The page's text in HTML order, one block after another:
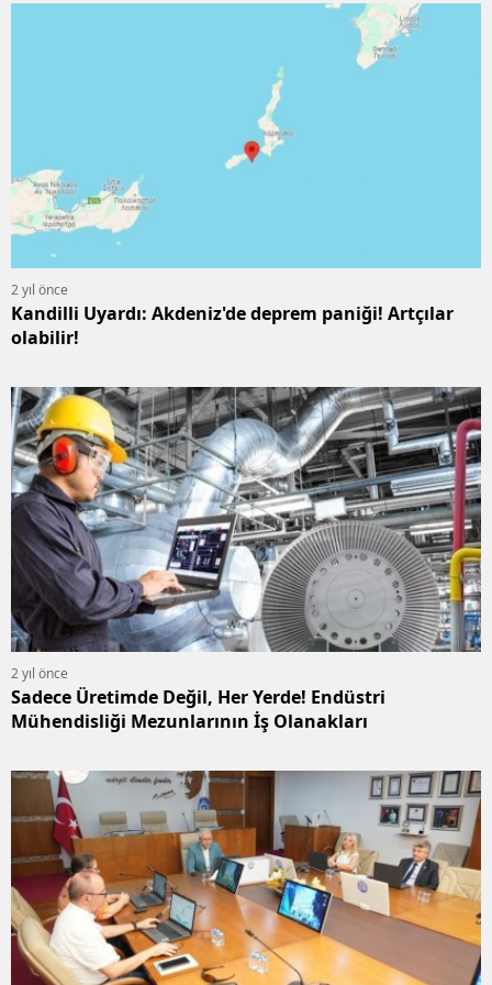
2 yıl önce
Kandilli Uyardı: Akdeniz'de deprem paniği! Artçılar
olabilir!
2 yıl önce
Sadece Üretimde Değil, Her Yerde! Endüstri
Mühendisliği Mezunlarının İş Olanakları